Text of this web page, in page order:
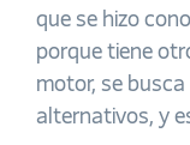
que se hizo
porque tiene
motor, se
alternativos, y